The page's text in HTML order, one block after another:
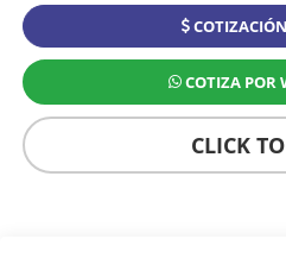
COTIZA POR
CLICK